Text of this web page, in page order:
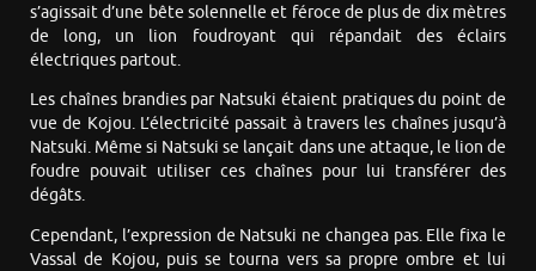
s’agissait d’une bête solennelle et féroce de plus de dix mètres
de long, un lion foudroyant qui répandait des éclairs
électriques partout.
Les chaînes brandies par Natsuki étaient pratiques du point de
vue de Kojou. L’électricité passait à travers les chaînes jusqu’à
Natsuki. Même si Natsuki se lançait dans une attaque, le lion de
foudre pouvait utiliser ces chaînes pour lui transférer des
dégâts.
Cependant, l’expression de Natsuki ne changea pas. Elle fixa le
Vassal de Kojou, puis se tourna vers sa propre ombre et lui